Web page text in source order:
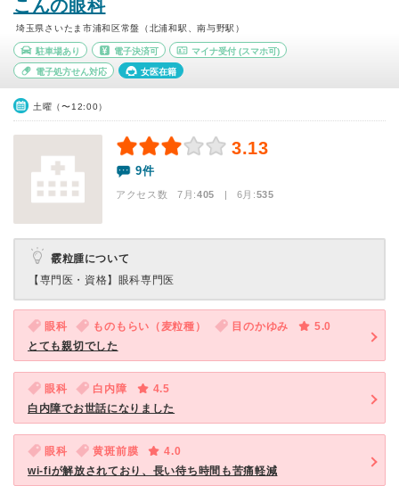
こんの眼科
埼玉県さいたま市浦和区常盤（北浦和駅、南与野駅）
駐車場あり 電子決済可 マイナ受付 (スマホ可)
電子処方せん対応 女医在籍
土曜（〜12:00）
3.13
9件
アクセス数 7月:405 | 6月:535
霰粒腫について
【専門医・資格】 眼科専門医
眼科 ものもらい（麦粒種） 目のかゆみ
5.0
とても親切でした
眼科 白内障
4.5
白内障でお世話になりました
眼科 黄斑前膜
4.0
wi-fiが解放されており、長い待ち時間も苦痛軽減